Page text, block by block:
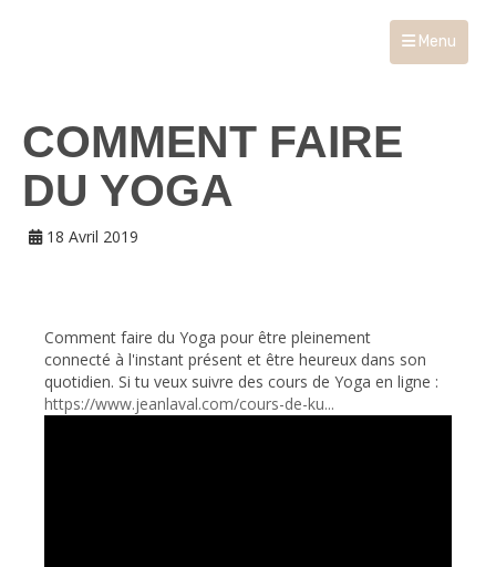
Menu
COMMENT FAIRE
DU YOGA
18 Avril 2019
Comment faire du Yoga pour être pleinement
connecté à l'instant présent et être heureux dans son
quotidien. Si tu veux suivre des cours de Yoga en ligne :
https://www.jeanlaval.com/cours-de-ku...